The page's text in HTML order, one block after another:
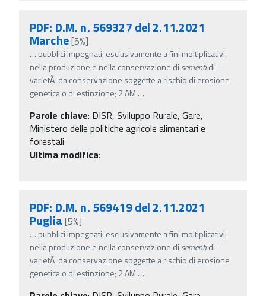
PDF: D.M. n. 569327 del 2.11.2021
Marche[5%]
… pubblici impegnati, esclusivamente a fini moltiplicativi,
nella produzione e nella conservazione di sementidi
varietÃ da conservazione soggette a rischio di erosione
genetica o di estinzione; 2 AM …
Parole chiave: DISR, Sviluppo Rurale, Gare,
Ministero delle politiche agricole alimentari e
forestali
Ultima modifica:
PDF: D.M. n. 569419 del 2.11.2021
Puglia [5%]
… pubblici impegnati, esclusivamente a fini moltiplicativi,
nella produzione e nella conservazione di sementidi
varietÃ da conservazione soggette a rischio di erosione
genetica o di estinzione; 2 AM …